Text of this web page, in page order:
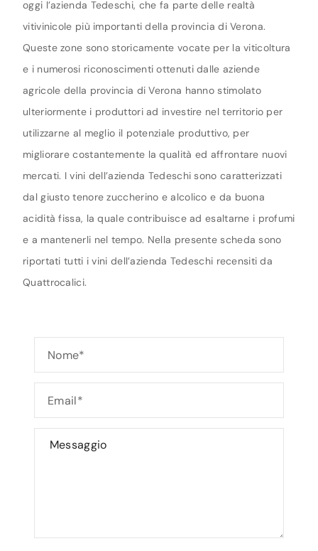
oggi l’azienda Tedeschi, che fa parte delle realtà
vitivinicole più importanti della provincia di Verona.
Queste zone sono storicamente vocate per la viticoltura
e i numerosi riconoscimenti ottenuti dalle aziende
agricole della provincia di Verona hanno stimolato
ulteriormente i produttori ad investire nel territorio per
utilizzarne al meglio il potenziale produttivo, per
migliorare costantemente la qualità ed affrontare nuovi
mercati. I vini dell’azienda Tedeschi sono caratterizzati
dal giusto tenore zuccherino e alcolico e da buona
acidità fissa, la quale contribuisce ad esaltarne i profumi
e a mantenerli nel tempo. Nella presente scheda sono
riportati tutti i vini dell’azienda Tedeschi recensiti da
Quattrocalici.